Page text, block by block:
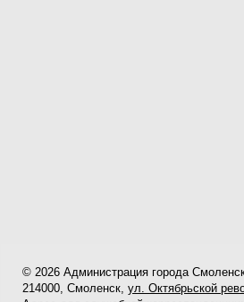
© 2026 Администрация города
214000, Смоленск,ул. Октябрьской